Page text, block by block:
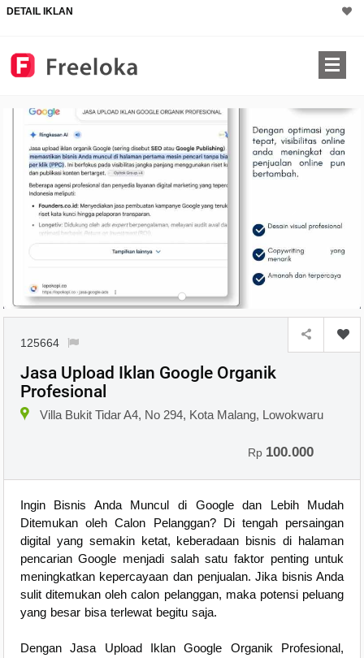
DETAIL IKLAN
125664
Jasa Upload Iklan Google Organik
Profesional
Villa Bukit Tidar A4, No 294, Kota Malang, Lowokwaru
Rp 100.000
Ingin Bisnis Anda Muncul di Google dan Lebih Mudah
Ditemukan oleh Calon Pelanggan? Di tengah persaingan
digital yang semakin ketat, keberadaan bisnis di halaman
pencarian Google menjadi salah satu faktor penting untuk
meningkatkan kepercayaan dan penjualan. Jika bisnis Anda
sulit ditemukan oleh calon pelanggan, maka potensi peluang
yang besar bisa terlewat begitu saja.
Dengan Jasa Upload Iklan Google Organik Profesional,